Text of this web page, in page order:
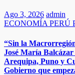
Ago 3, 2026 admin
ECONOMÍA PERÚ
“Sin la
José María
Arequipa, Puno y
Gobierno que